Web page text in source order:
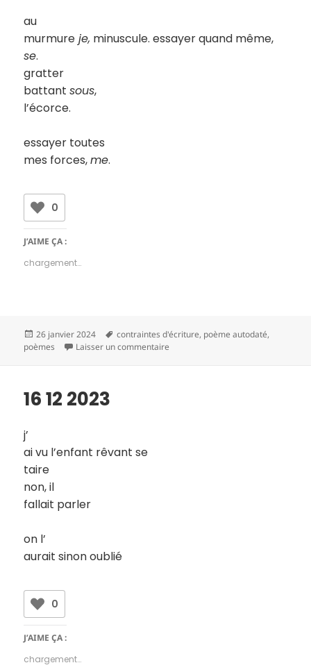
au
murmure je, minuscule. essayer quand même,
se.
gratter
battantsous,
l’écorce.
essayer toutes
mes forces,me.
0
J’AIME ÇA :
chargement…
Publié
le
26 janvier 2024
Mots-
clés
contraintes d'écriture, poème autodaté,
poèmes
Laisser un commentaire
16 12 2023
j’
ai vu l’enfant rêvant se
taire
non, il
fallait parler
on l’
aurait sinon oublié
0
J’AIME ÇA :
chargement…